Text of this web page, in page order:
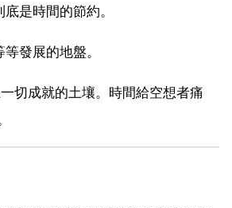
是時間的節約。
發展的地盤。
切成就的土壤。時間給空想者痛